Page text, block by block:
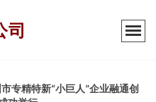
司
专精特新“小巨人”企业融通创